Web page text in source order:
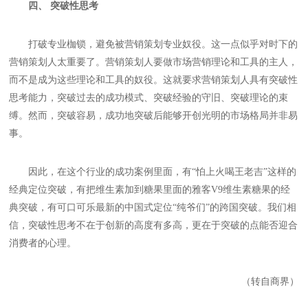
四、 突破性思考
打破专业枷锁，避免被营销策划专业奴役。这一点似乎对时下的
营销策划人太重要了。营销策划人要做市场营销理论和工具的主人，
而不是成为这些理论和工具的奴役。这就要求营销策划人具有突破性
思考能力，突破过去的成功模式、突破经验的守旧、突破理论的束
缚。然而，突破容易，成功地突破后能够开创光明的市场格局并非易
事。
因此，在这个行业的成功案例里面，有“怕上火喝王老吉”这样的
经典定位突破，有把维生素加到糖果里面的雅客V9维生素糖果的经
典突破，有可口可乐最新的中国式定位“纯爷们”的跨国突破。我们相
信，突破性思考不在于创新的高度有多高，更在于突破的点能否迎合
消费者的心理。
（转自商界）